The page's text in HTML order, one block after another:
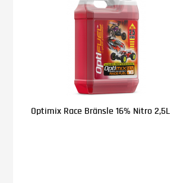
Optimix Race Bränsle 16% Nitro 2,5L